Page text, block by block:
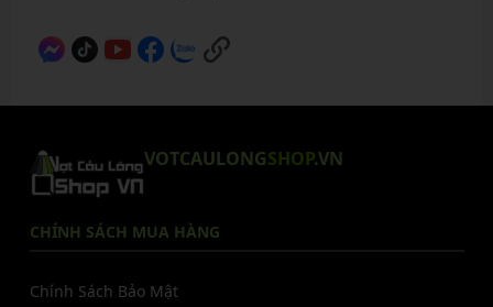
VOTCAULONGSHOP.VN
CHÍNH SÁCH MUA HÀNG
Chính Sách Bảo Mật